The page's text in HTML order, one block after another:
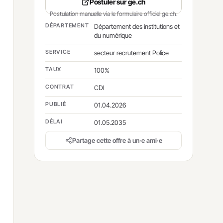
Postuler sur ge.ch
Postulation manuelle via le formulaire officiel ge.ch.
DÉPARTEMENT
Département des institutions et
du numérique
SERVICE secteur recrutement Police
TAUX 100%
CONTRAT CDI
PUBLIÉ 01.04.2026
DÉLAI 01.05.2035
Partage cette offre à un·e ami·e